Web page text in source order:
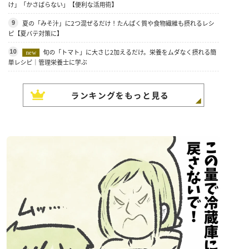
け」「かさばらない」【便利な活用術】
9
夏の「みそ汁」に2つ混ぜるだけ！たんぱく質や食物繊維も摂れるレシ
ピ【夏バテ対策に】
10 new
旬の「トマト」に大さじ2加えるだけ。栄養をムダなく摂れる簡
単レシピ｜管理栄養士に学ぶ
ランキングをもっと見る